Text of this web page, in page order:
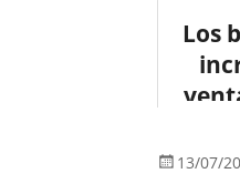
Los
13/07/